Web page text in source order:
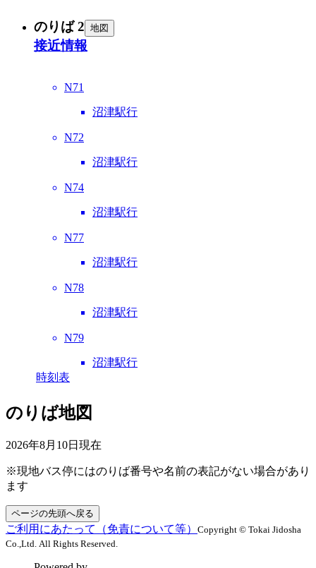
のりば 2 地図
接近情報
N71
沼津駅行
N72
沼津駅行
N74
沼津駅行
N77
沼津駅行
N78
沼津駅行
N79
沼津駅行
時刻表
のりば地図
2026年8月10日 現在
※現地バス停にはのりば番号や名前の表記がない場合があり
ます
ページの先頭へ戻る
ご利用にあたって（免責について等） Copyright © Tokai Jidosha
Co.,Ltd. All Rights Reserved.